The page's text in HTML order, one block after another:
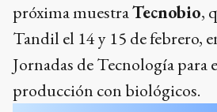
próxima muestraTecnobio,
Tandil el 14 y 15 de febrero,
Jornadas de Tecnología para
producción con biológicos.